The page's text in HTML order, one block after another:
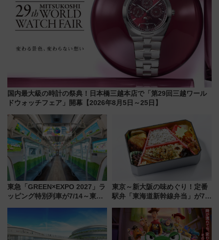
国内最大級の時計の祭典！日本橋三越本店で「第29回三越ワール
ドウォッチフェア」開幕【2026年8月5日～25日】
東急「GREEN×EXPO 2027」ラ
ッピング特別列車が7/14～東
め
東京～新大阪の味めぐり！定番
駅弁「東海道新幹線弁当」が7月